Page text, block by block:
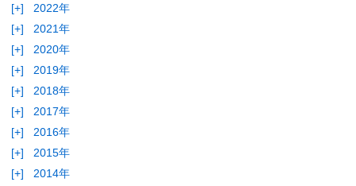
[+]
2022年
[+]
2021年
[+]
2020年
[+]
2019年
[+]
2018年
[+]
2017年
[+]
2016年
[+]
2015年
[+]
2014年